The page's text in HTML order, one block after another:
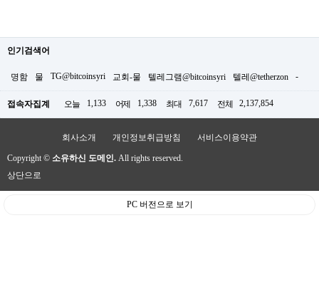
인기검색어
명함 물 TG@bitcoinsyri 교회-물 텔레그램@bitcoinsyri 텔레@tetherzon -
접속자집계 오늘 1,133 어제 1,338 최대 7,617 전체 2,137,854
회사소개 개인정보취급방침 서비스이용약관
Copyright © 소유하신 도메인. All rights reserved.
상단으로
PC 버전으로 보기